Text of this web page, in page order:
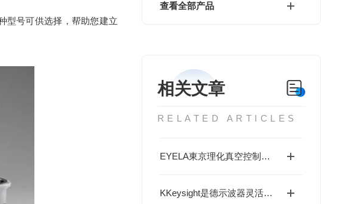
查看全部产品
相关文章
RELATED ARTICLES
EYELA東京理化真空控制器联动旋转蒸发仪：全自动梯度减压与沸点追踪技术“
KKeysight是德示波器灵活升级打造未来实验室
型号可供选择，帮助您建立